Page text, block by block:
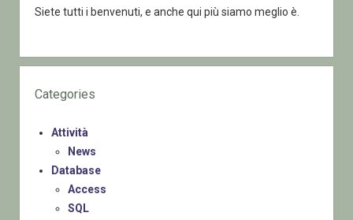
Siete tutti i benvenuti, e anche qui più siamo meglio è.
Categories
Attività
News
Database
Access
SQL